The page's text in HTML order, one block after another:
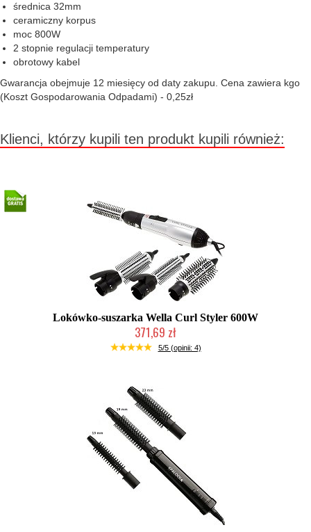
średnica 32mm
ceramiczny korpus
moc 800W
2 stopnie regulacji temperatury
obrotowy kabel
Gwarancja obejmuje 12 miesięcy od daty zakupu. Cena zawiera kgo
(Koszt Gospodarowania Odpadami) - 0,25zł
Klienci, którzy kupili ten produkt kupili również:
Lokówko-suszarka Wella Curl Styler 600W
371,69 zł
Duża ilość (wysyłka w 24h)
5/5 (opinii: 4)